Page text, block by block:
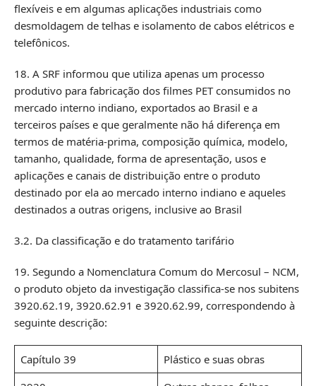
flexíveis e em algumas aplicações industriais como
desmoldagem de telhas e isolamento de cabos elétricos e
telefônicos.
18. A SRF informou que utiliza apenas um processo
produtivo para fabricação dos filmes PET consumidos no
mercado interno indiano, exportados ao Brasil e a
terceiros países e que geralmente não há diferença em
termos de matéria-prima, composição química, modelo,
tamanho, qualidade, forma de apresentação, usos e
aplicações e canais de distribuição entre o produto
destinado por ela ao mercado interno indiano e aqueles
destinados a outras origens, inclusive ao Brasil
3.2. Da classificação e do tratamento tarifário
19. Segundo a Nomenclatura Comum do Mercosul – NCM,
o produto objeto da investigação classifica-se nos subitens
3920.62.19, 3920.62.91 e 3920.62.99, correspondendo à
seguinte descrição:
Capítulo 39
Plástico e suas obras